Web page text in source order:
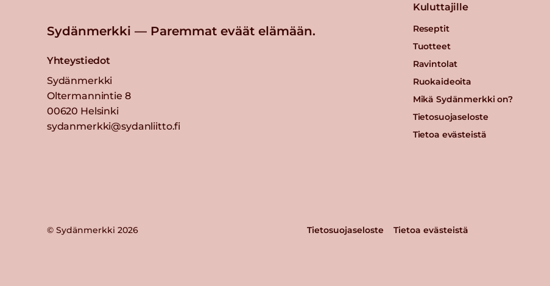
Sydänmerkki — Paremmat eväät elämään.
Yhteystiedot
Sydänmerkki
Oltermannintie 8
00620 Helsinki
sydanmerkki@sydanliitto.fi
Kuluttajille
Reseptit
Tuotteet
Ravintolat
Ruokaideoita
Mikä Sydänmerkki on?
Tietosuojaseloste
Tietoa evästeistä
© Sydänmerkki 2026 Tietosuojaseloste Tietoa evästeistä